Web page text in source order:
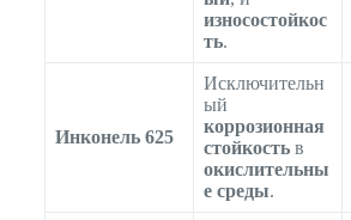
износостойкос
ть.
Инконель 625
Исключительн
ый
коррозионная
стойкостьв
окислительны
е среды.